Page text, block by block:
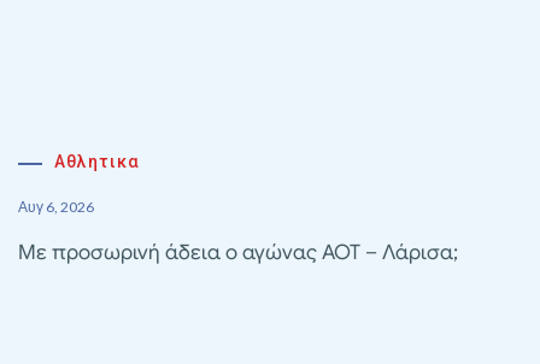
Αθλητικα
Αυγ 6, 2026
Με προσωρινή άδεια ο αγώνας ΑΟΤ – Λάρισα;